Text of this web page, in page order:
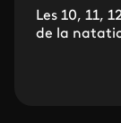
Les 10, 11,
de la